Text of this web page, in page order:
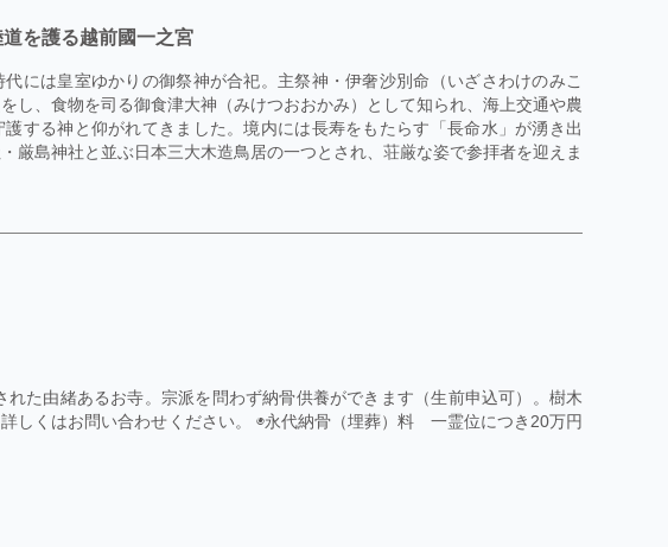
を護る越前國一之宮
には皇室ゆかりの御祭神が合祀。主祭神・伊奢沙別命（いざさわけのみこ
し、食物を司る御食津大神（みけつおおかみ）として知られ、海上交通や農
する神と仰がれてきました。境内には長寿をもたらす「長命水」が湧き出
厳島神社と並ぶ日本三大木造鳥居の一つとされ、荘厳な姿で参拝者を迎えま
た由緒あるお寺。宗派を問わず納骨供養ができます（生前申込可）。樹木
しくはお問い合わせください。 ◉永代納骨（埋葬）料 一霊位につき20万円